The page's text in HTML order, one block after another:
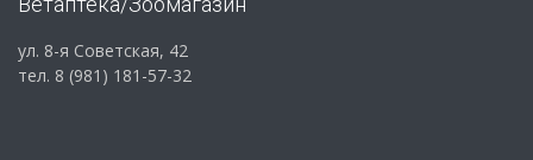
ул. 8-я Советская, 42
тел. 8 (981) 181-57-32